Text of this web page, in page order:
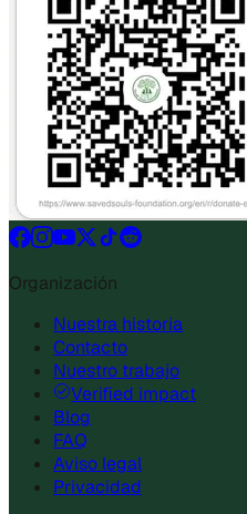
Organización
Nuestra historia
Contacto
Nuestro trabajo
Verified impact
Blog
FAQ
Aviso legal
Privacidad